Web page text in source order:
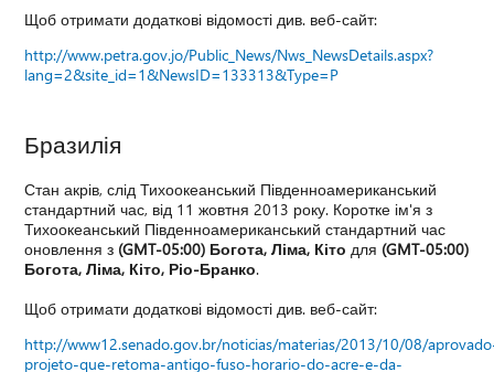
Щоб отримати додаткові відомості див. веб-сайт:
http://www.petra.gov.jo/Public_News/Nws_NewsDetails.aspx?
lang=2&site_id=1&NewsID=133313&Type=P
Бразилія
Стан акрів, слід Тихоокеанський Південноамериканський
стандартний час, від 11 жовтня 2013 року. Коротке ім'я з
Тихоокеанський Південноамериканський стандартний час
оновлення з (GMT-05:00) Богота, Ліма, Кіто для (GMT-05:00)
Богота, Ліма, Кіто, Ріо-Бранко.
Щоб отримати додаткові відомості див. веб-сайт:
http://www12.senado.gov.br/noticias/materias/2013/10/08/
projeto-que-retoma-antigo-fuso-horario-do-acre-e-da-